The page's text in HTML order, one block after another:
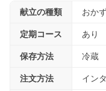
献立の種類 おか
定期コース あり
保存方法 冷蔵
注文方法 イン